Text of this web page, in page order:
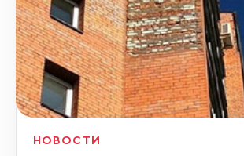
НОВОСТИ